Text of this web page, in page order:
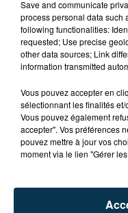
ARRÊTÉ POUR LES
Save and communicate
process personal data such
following functionalities:
requested; Use precise
other data sources; Link
information transmitted
Vous pouvez accepter en
sélectionnant les finalités
Vous pouvez également
accepter". Vos préférences
pouvez mettre à jour vos
moment via le lien "Gérer